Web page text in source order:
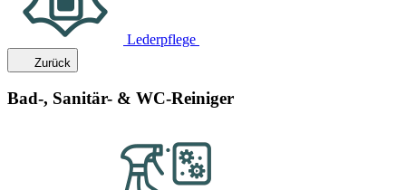
Lederpflege
Zurück
Bad-, Sanitär- & WC-Reiniger